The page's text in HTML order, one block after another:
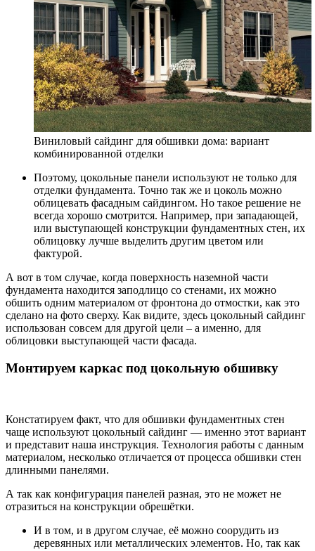
Виниловый сайдинг для обшивки дома: вариант
комбинированной отделки
Поэтому, цокольные панели используют не только для
отделки фундамента. Точно так же и цоколь можно
облицевать фасадным сайдингом. Но такое решение не
всегда хорошо смотрится. Например, при западающей,
или выступающей конструкции фундаментных стен, их
облицовку лучше выделить другим цветом или
фактурой.
А вот в том случае, когда поверхность наземной части
фундамента находится заподлицо со стенами, их можно
обшить одним материалом от фронтона до отмостки, как это
сделано на фото сверху. Как видите, здесь цокольный сайдинг
использован совсем для другой цели – а именно, для
облицовки выступающей части фасада.
Монтируем каркас под цокольную обшивку
Констатируем факт, что для обшивки фундаментных стен
чаще используют цокольный сайдинг — именно этот вариант
и представит наша инструкция. Технология работы с данным
материалом, несколько отличается от процесса обшивки стен
длинными панелями.
А так как конфигурация панелей разная, это не может не
отразиться на конструкции обрешётки.
И в том, и в другом случае, её можно соорудить из
деревянных или металлических элементов. Но, так как